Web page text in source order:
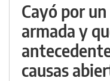
Cayó por
armada y
causas